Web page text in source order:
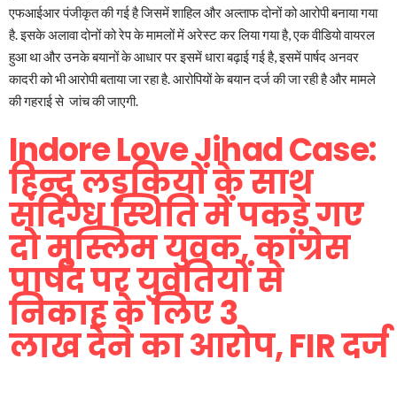
एफआईआर पंजीकृत की गई है जिसमें शाहिल और अल्ताफ दोनों को आरोपी बनाया गया
है. इसके अलावा दोनों को रेप के मामलों में अरेस्ट कर लिया गया है, एक वीडियो वायरल
हुआ था और उनके बयानों के आधार पर इसमें धारा बढ़ाई गई है, इसमें पार्षद अनवर
कादरी को भी आरोपी बताया जा रहा है. आरोपियों के बयान दर्ज की जा रही है और मामले
की गहराई से जांच की जाएगी.
Indore Love Jihad Case:
हिन्दू लड़कियों के साथ
संदिग्ध स्थिति में पकड़े गए
दो मुस्लिम युवक, कांग्रेस
पार्षद पर युवतियों से
निकाह के लिए 3
लाख देने का आरोप, FIR दर्ज